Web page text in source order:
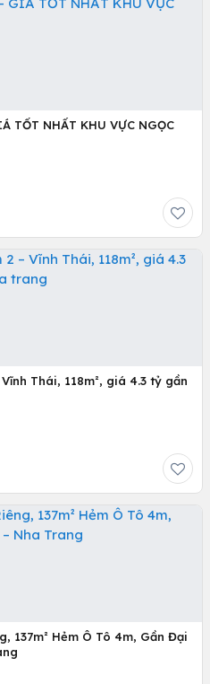
TỐT NHẤT KHU VỰC NGỌC
Thái, 118m², giá 4.3 tỷ gần
137m² Hẻm Ô Tô 4m, Gần Đại